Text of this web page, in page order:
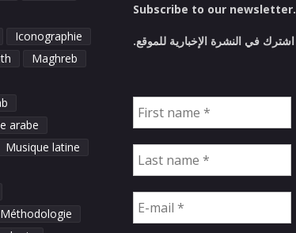
Iconographie
Maghreb
arabe
Musique latine
Méthodologie
Subscribe to our newsletter.
اشترك في النشرة الإخبارية للموقع.